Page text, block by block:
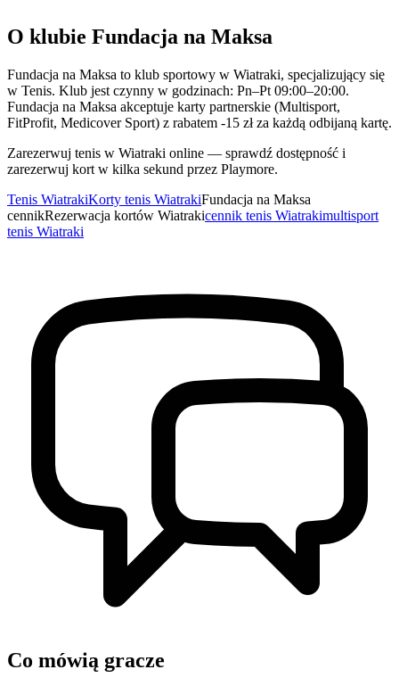
O klubie Fundacja na Maksa
Fundacja na Maksa to klub sportowy w Wiatraki, specjalizujący się
w Tenis. Klub jest czynny w godzinach: Pn–Pt 09:00–20:00.
Fundacja na Maksa akceptuje karty partnerskie (Multisport,
FitProfit, Medicover Sport) z rabatem -15 zł za każdą odbijaną kartę.
Zarezerwuj tenis w Wiatraki online — sprawdź dostępność i
zarezerwuj kort w kilka sekund przez Playmore.
Tenis WiatrakiKorty tenis WiatrakiFundacja na Maksa
cennikRezerwacja kortów Wiatrakicennik tenis Wiatrakimultisport
tenis Wiatraki
Co mówią gracze